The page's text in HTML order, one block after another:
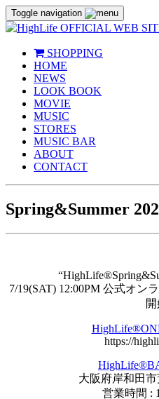
Toggle navigation
SHOPPING
HOME
NEWS
LOOK BOOK
MOVIE
MUSIC
STORES
MUSIC BAR
ABOUT
CONTACT
Spring&Summer
7/19(SAT) 12:00PM 公式オン
https://
大阪府岸和田市
営業時間 :